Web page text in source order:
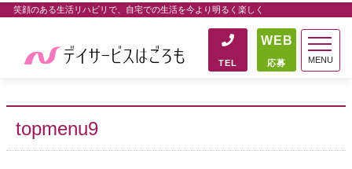
笑顔のある生活リハビリで、自宅での生活を今より明るく楽しく
TEL
WEB
応募 MENU
topmenu9